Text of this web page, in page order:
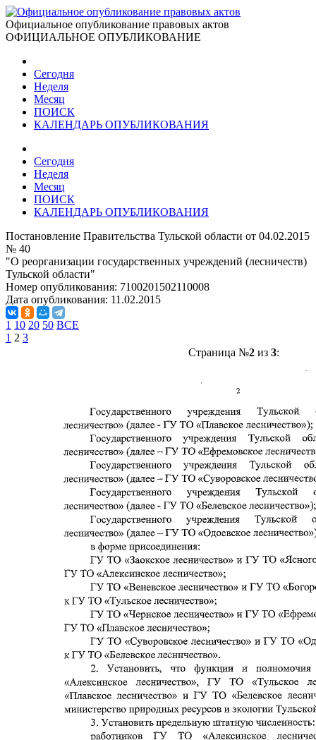
Официальное опубликование правовых актов
ОФИЦИАЛЬНОЕ ОПУБЛИКОВАНИЕ
Сегодня
Неделя
Месяц
ПОИСК
КАЛЕНДАРЬ ОПУБЛИКОВАНИЯ
Сегодня
Неделя
Месяц
ПОИСК
КАЛЕНДАРЬ ОПУБЛИКОВАНИЯ
Постановление Правительства Тульской области от 04.02.2015
№ 40
"О реорганизации государственных учреждений (лесничеств)
Тульской области"
Номер опубликования: 7100201502110008
Дата опубликования: 11.02.2015
1 10 20 50 ВСЕ
1 2 3
Страница №2из 3: